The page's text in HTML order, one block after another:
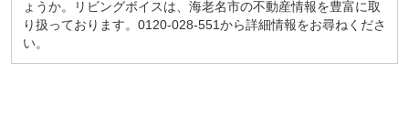
ょうか。リビングボイスは、海老名市の不動産情報を豊富に取
り扱っております。0120-028-551から詳細情報をお尋ねくださ
い。